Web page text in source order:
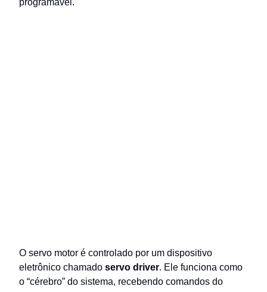
programável.
O servo motor é controlado por um dispositivo
eletrônico chamado servo driver. Ele funciona como
o “cérebro” do sistema, recebendo comandos do